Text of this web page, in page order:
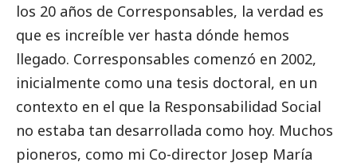
los 20 años de Corresponsables, la verdad es
que es increíble ver hasta dónde hemos
llegado. Corresponsables comenzó en 2002,
inicialmente como una tesis doctoral, en un
contexto en el que la Responsabilidad Social
no estaba tan desarrollada como hoy. Muchos
pioneros, como mi Co-director Josep María